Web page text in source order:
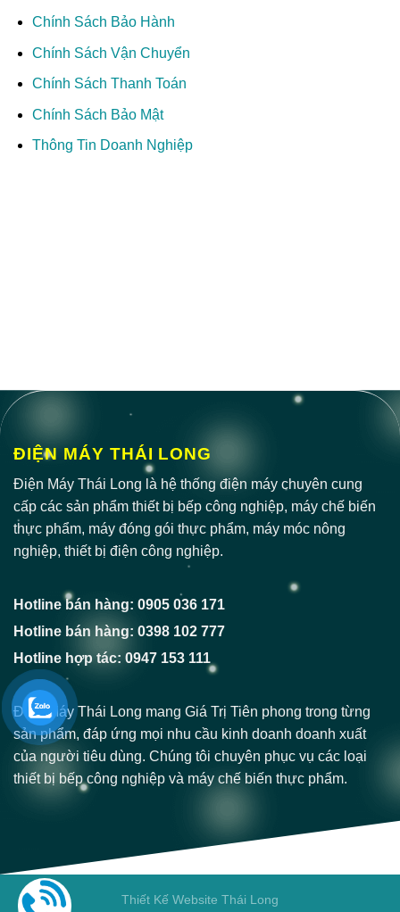
Chính Sách Bảo Hành
Chính Sách Vận Chuyển
Chính Sách Thanh Toán
Chính Sách Bảo Mật
Thông Tin Doanh Nghiệp
ĐIỆN MÁY THÁI LONG
Điện Máy Thái Long là hệ thống điện máy chuyên cung
cấp các sản phẩm thiết bị bếp công nghiệp, máy chế biến
thực phẩm, máy đóng gói thực phẩm, máy móc nông
nghiệp, thiết bị điện công nghiệp.
Hotline bán hàng: 0905 036 171
Hotline bán hàng: 0398 102 777
Hotline hợp tác: 0947 153 111
Điện Máy Thái Long mang Giá Trị Tiên phong trong từng
sản phẩm, đáp ứng mọi nhu cầu kinh doanh doanh xuất
của người tiêu dùng. Chúng tôi chuyên phục vụ các loại
thiết bị bếp công nghiệp và máy chế biến thực phẩm.
Thiết Kế Website Thái Long